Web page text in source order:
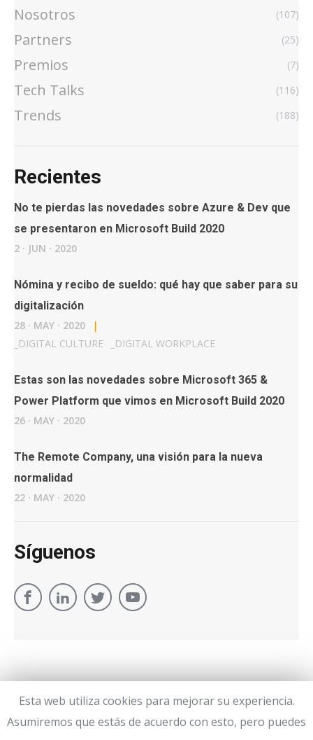
Nosotros (107)
Partners (25)
Premios (7)
Tech Talks (116)
Trends (188)
Recientes
No te pierdas las novedades sobre Azure & Dev que
se presentaron en Microsoft Build 2020
2 · JUN · 2020
Nómina y recibo de sueldo: qué hay que saber para su
digitalización
28 · MAY · 2020
|
DIGITAL CULTURE DIGITAL WORKPLACE
Estas son las novedades sobre Microsoft 365 &
Power Platform que vimos en Microsoft Build 2020
26 · MAY · 2020
The Remote Company, una visión para la nueva
normalidad
22 · MAY · 2020
Síguenos
Esta web utiliza cookies para mejorar su experiencia.
Asumiremos que estás de acuerdo con esto, pero puedes